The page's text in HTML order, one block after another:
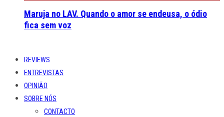
Maruja no LAV. Quando o amor se endeusa, o ódio
fica sem voz
REVIEWS
ENTREVISTAS
OPINIÃO
SOBRE NÓS
CONTACTO